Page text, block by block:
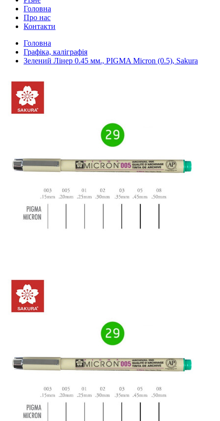
Головна
Про нас
Контакти
Головна
Графіка, каліграфія
Зелений Лінер 0.45 мм., PIGMA Micron (0.5), Sakura